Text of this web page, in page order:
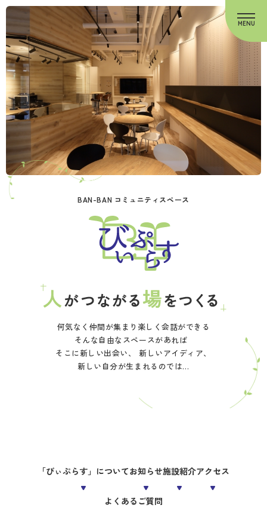
BAN-BAN コミュニティスペース
何気なく仲間が集まり楽しく会話ができる
そんな自由なスペースがあれば
そこに新しい出会い、
新しいアイディア、
新しい自分が生まれるのでは…
「びぃぷらす」についてお知らせ施設紹介アクセス
よくあるご質問